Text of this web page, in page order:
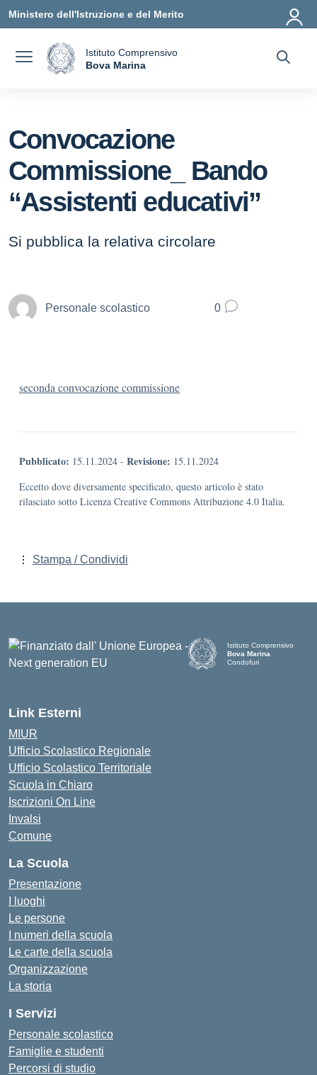
Ministero dell'Istruzione e del Merito
Istituto Comprensivo
Bova Marina
Convocazione
Commissione_ Bando
“Assistenti educativi”
Si pubblica la relativa circolare
Personale scolastico 0
seconda convocazione commissione
Pubblicato: 15.11.2024 - Revisione: 15.11.2024
Eccetto dove diversamente specificato, questo articolo è stato
rilasciato sotto Licenza Creative Commons Attribuzione 4.0 Italia.
Stampa / Condividi
Istituto Comprensivo
Bova Marina
Condofuri
Link Esterni
MIUR
Ufficio Scolastico Regionale
Ufficio Scolastico Territoriale
Scuola in Chiaro
Iscrizioni On Line
Invalsi
Comune
La Scuola
Presentazione
I luoghi
Le persone
I numeri della scuola
Le carte della scuola
Organizzazione
La storia
I Servizi
Personale scolastico
Famiglie e studenti
Percorsi di studio